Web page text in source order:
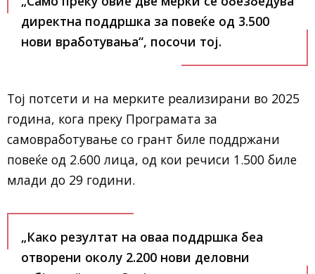
директна поддршка за повеќе од 3.500
нови вработувања“, посочи тој.
Тој потсети и на мерките реализирани во 2025
година, кога преку Програмата за
самовработување со грант биле поддржани
повеќе од 2.600 лица, од кои речиси 1.500 биле
млади до 29 години.
„Како резултат на оваа поддршка беа
отворени околу 2.200 нови деловни